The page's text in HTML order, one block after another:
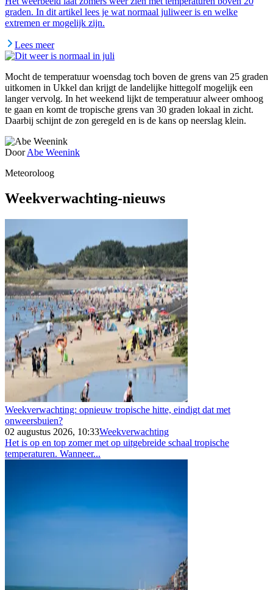
graden. In dit artikel lees je wat normaal juliweer is en welke
extremen er mogelijk zijn.
Lees meer
Mocht de temperatuur woensdag toch boven de grens van 25 graden
uitkomen in Ukkel dan krijgt de landelijke hittegolf mogelijk een
langer vervolg. In het weekend lijkt de temperatuur alweer omhoog
te gaan en komt de tropische grens van 30 graden lokaal in zicht.
Daarbij schijnt de zon geregeld en is de kans op neerslag klein.
DoorAbe Weenink
Meteoroloog
Weekverwachting-nieuws
Weekverwachting: opnieuw tropische hitte, eindigt dat met
onweersbuien?
02 augustus 2026, 10:33Weekverwachting
Het is op en top zomer met op uitgebreide schaal tropische
temperaturen. Wanneer...